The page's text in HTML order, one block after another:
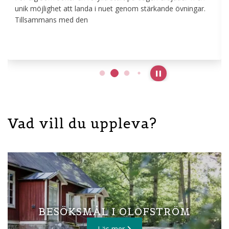
Låna och läs 6 olika böcker under sommaren!
Pause slideshow
Vad vill du uppleva?
BESÖKSMÅL I OLOFSTRÖM